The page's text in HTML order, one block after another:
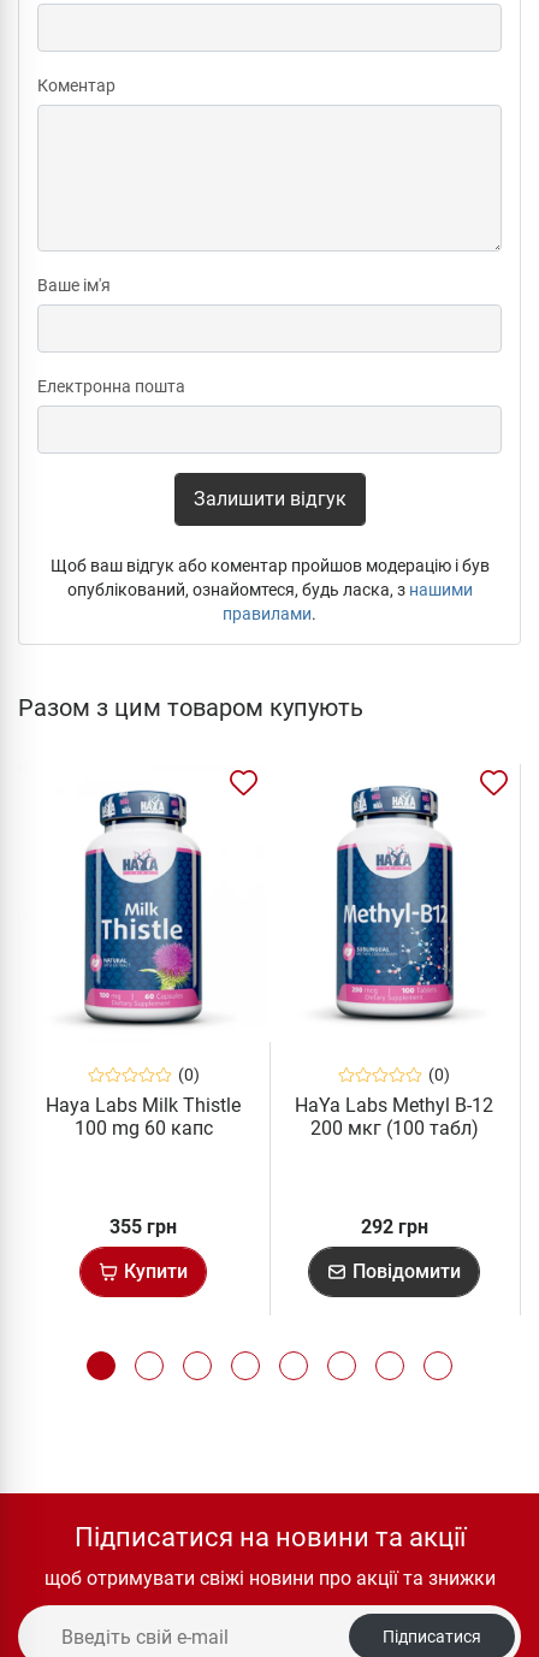
Коментар
Ваше ім'я
Електронна пошта
Залишити відгук
Щоб ваш відгук або коментар пройшов модерацію і був
опублікований, ознайомтеся, будь ласка, з нашими
правилами.
Разом з цим товаром купують
(0)
Haya Labs Milk Thistle
100 mg 60 капс
355 грн
Купити
(0)
HaYa Labs Methyl B-12
200 мкг (100 табл)
292 грн
Повідомити
Підписатися на новини та акції
щоб отримувати свіжі новини про акції та знижки
Підписатися